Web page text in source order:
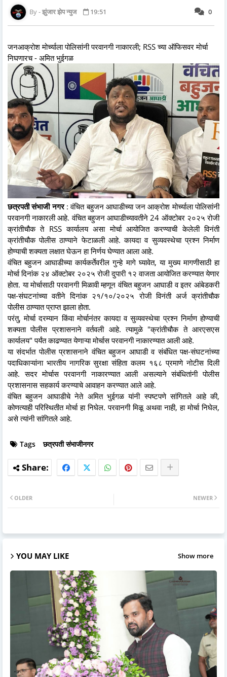
0
झुंजार झेप न्युज 19:51
जनआक्रोश मोर्च्याला पोलिसांनी परवानगी नाकारली; RSS च्या ऑफिसवर मोर्चा
निघणारच - अमित भुईगळ
छत्रपती संभाजी नगर : वंचित बहुजन आघाडीच्या जन आक्रोश मोर्च्याला पोलिसांनी
परवानगी नाकारली आहे. वंचित बहुजन आघाडीच्यावतीने 24 ऑक्टोबर २०२५ रोजी
क्रांतीचौक ते RSS कार्यालय असा मोर्चा आयोजित करण्याची केलेली विनंती
क्रांतीचौक पोलीस ठाण्याने फेटाळली आहे. कायदा व सुव्यवस्थेचा प्रश्न निर्माण
होण्याची शक्यता लक्षात घेऊन हा निर्णय घेण्यात आला आहे.
वंचित बहुजन आघाडीच्या कार्यकर्तेवरील गुन्हे मागे घ्यावेत, या मुख्य मागणीसाठी हा
मोर्चा दिनांक २४ ऑक्टोबर २०२५ रोजी दुपारी १२ वाजता आयोजित करण्यात येणार
होता. या मोर्चासाठी परवानगी मिळावी म्हणून वंचित बहुजन आघाडी व इतर आंबेडकरी
पक्ष-संघटनांच्या वतीने दिनांक २१/१०/२०२५ रोजी विनंती अर्ज क्रांतीचौक
पोलीस ठाण्यात प्राप्त झाला होता.
परंतु, मोर्चा दरम्यान किंवा मोर्चानंतर कायदा व सुव्यवस्थेचा प्रश्न निर्माण होण्याची
शक्यता पोलीस प्रशासनाने वर्तवली आहे. त्यामुळे "क्रांतीचौक ते आरएसएस
कार्यालय" पर्यंत काढण्यात येणाऱ्या मोर्चास परवानगी नाकारण्यात आली आहे.
या संदर्भात पोलीस प्रशासनाने वंचित बहुजन आघाडी व संबंधित पक्ष-संघटनांच्या
पदाधिकाऱ्यांना भारतीय नागरिक सुरक्षा संहिता कलम १६८ प्रमाणे नोटीस दिली
आहे. सदर मोर्चास परवानगी नाकारण्यात आली असल्याने संबंधितांनी पोलीस
प्रशासनास सहकार्य करण्याचे आवाहन करण्यात आले आहे.
वंचित बहुजन आघाडीचे नेते अमित भुईगळ यांनी स्पष्टपणे सांगितले आहे की,
कोणत्याही परिस्थितीत मोर्चा हा निघेल. परवानगी मिळू अथवा नाही, हा मोर्चा निघेल,
असे त्यांनी सांगितले आहे.
Tags छत्रपती संभाजीनगर
NEWER
OLDER
YOU MAY LIKE Show more